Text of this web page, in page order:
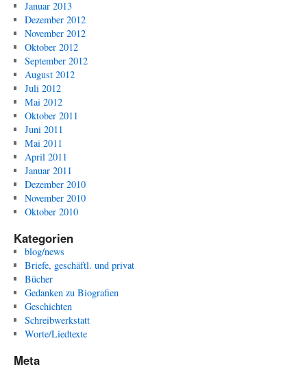
Januar 2013
Dezember 2012
November 2012
Oktober 2012
September 2012
August 2012
Juli 2012
Mai 2012
Oktober 2011
Juni 2011
Mai 2011
April 2011
Januar 2011
Dezember 2010
November 2010
Oktober 2010
Kategorien
blog/news
Briefe, geschäftl. und privat
Bücher
Gedanken zu Biografien
Geschichten
Schreibwerkstatt
Worte/Liedtexte
Meta